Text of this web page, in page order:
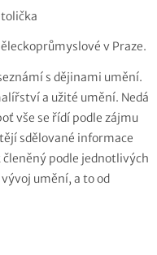
v Praze.
s dějinami umění.
a užité umění. Nedá
vše se řídí podle zájmu
sdělované informace
podle jednotlivých
umění, a to od